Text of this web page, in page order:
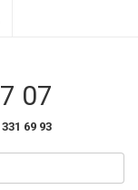
07
69 93